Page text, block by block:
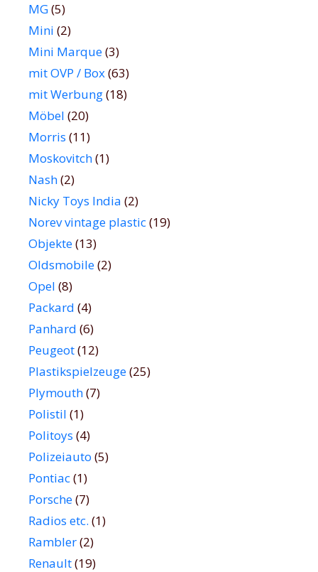
MG(5)
Mini (2)
Mini Marque(3)
mit OVP / Box(63)
mit Werbung(18)
Möbel (20)
Morris (11)
Moskovitch(1)
Nash(2)
Nicky Toys India (2)
Norev vintage plastic(19)
Objekte(13)
Oldsmobile(2)
Opel (8)
Packard (4)
Panhard (6)
Peugeot(12)
Plastikspielzeuge(25)
Plymouth(7)
Polistil (1)
Politoys (4)
Polizeiauto (5)
Pontiac(1)
Porsche(7)
Radios etc. (1)
Rambler(2)
Renault(19)